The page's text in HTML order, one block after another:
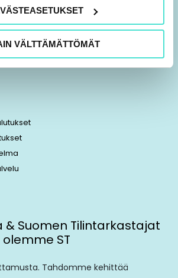
VÄLTTÄMÄTTÖMÄT
& Suomen Tilintarkastajat
ST
Tahdomme kehittää